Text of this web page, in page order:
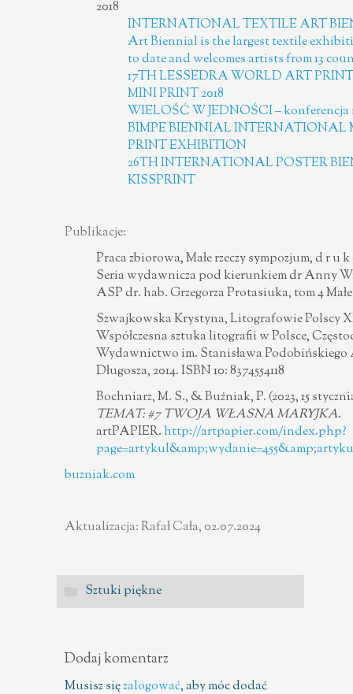
2018
INTERNATIONAL TEXTILE ART
Art Biennial is the largest textile
to date and welcomes artists from 13
17TH LESSEDRA WORLD ART
MINI PRINT 2018
WIELOŚĆ W JEDNOŚCI –
BIMPE BIENNIAL INTERNATIONAL
PRINT EXHIBITION
26TH INTERNATIONAL POSTER
KISSPRINT
Publikacje:
Praca zbiorowa, Małe rzeczy sympozjum, d r u
Seria wydawnicza pod kierunkiem dr Anny
ASP dr. hab. Grzegorza Protasiuka, tom 4 Małe
Szwajkowska Krystyna, Litografowie Polscy
Współczesna sztuka litografii w Polsce,
Wydawnictwo im. Stanisława Podobińskiego
Długosza, 2014. ISBN 10: 8374554118
Bochniarz, M. S., & Buźniak, P. (2023, 15
TEMAT: #7 TWOJA WŁASNA MARYJKA.
artPAPIER. http://artpapier.com/index.php?
buzniak.com
Aktualizacja: Rafał Cała, 02.07.2024
Sztuki piękne
Dodaj komentarz
Musisz sięzalogować, aby móc dodać